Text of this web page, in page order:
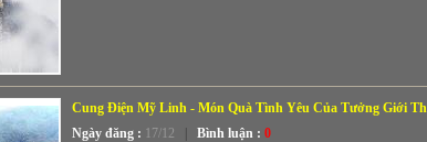
Cung Điện Mỹ Linh - Món Quà Tình Yêu Của Tưởng Giới
Ngày đăng : 17/12 Bình luận : 0